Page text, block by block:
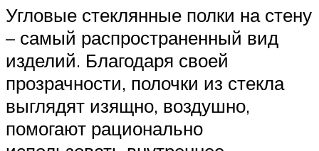
Угловые стеклянные полки на стену
– самый распространенный вид
изделий. Благодаря своей
прозрачности, полочки из стекла
выглядят изящно, воздушно,
помогают рационально